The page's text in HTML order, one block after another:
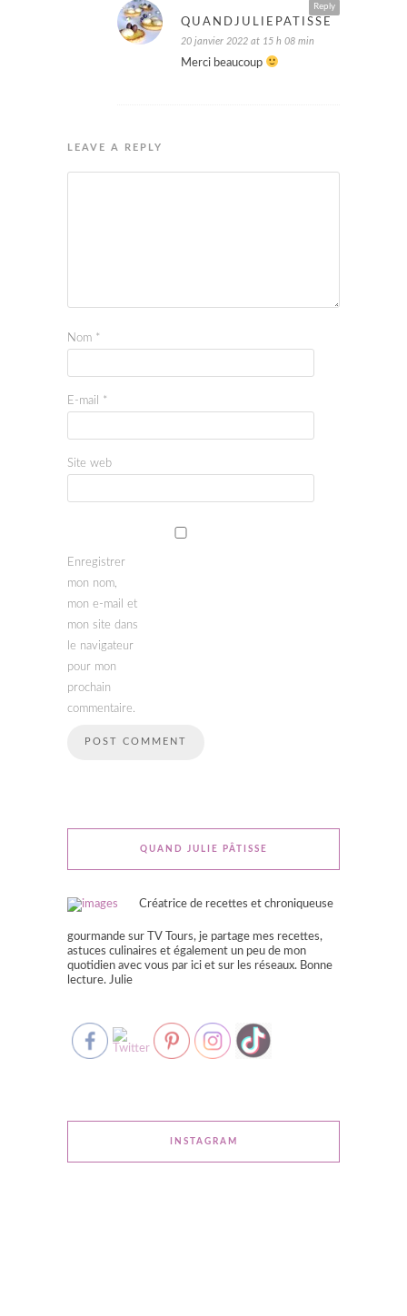
Reply
QUANDJULIEPATISSE
20 janvier 2022 at 15 h 08 min
Merci beaucoup
LEAVE A REPLY
Nom *
E-mail *
Site web
Enregistrer
mon nom,
mon e-mail et
mon site dans
le navigateur
pour mon
prochain
commentaire.
QUAND JULIE PÂTISSE
Créatrice de recettes et chroniqueuse
gourmande sur TV Tours, je partage mes recettes,
astuces culinaires et également un peu de mon
quotidien avec vous par ici et sur les réseaux. Bonne
lecture. Julie
INSTAGRAM